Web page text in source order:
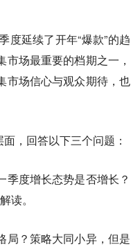
度延续了开年“爆款”的趋
场最重要的档期之一，
市场信心与观众期待，也
，回答以下三个问题：
度增长态势是否增长？
读。
局？策略大同小异，但是